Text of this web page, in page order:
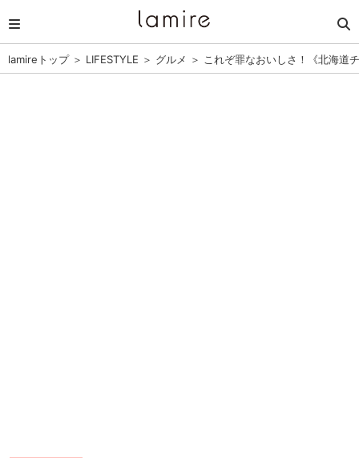
lamireトップ＞ LIFESTYLE ＞ グルメ ＞ これぞ罪なおいしさ！《北海道